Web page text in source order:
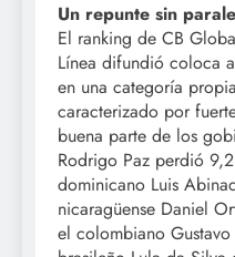
Un repunte sin
El ranking de CB
Línea difundió coloca
en una categoría
caracterizado por
buena parte de los
Rodrigo Paz perdió
dominicano Luis
nicaragüense Daniel
el colombiano